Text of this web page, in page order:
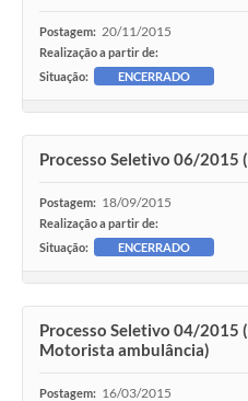
Postagem: 20/11/2015
Realização a partir de:
Situação:
ENCERRADO
Processo Seletivo 06/2015
Postagem: 18/09/2015
Realização a partir de:
Situação:
ENCERRADO
Processo Seletivo 04/2015
Motorista ambulância)
Postagem: 16/03/2015